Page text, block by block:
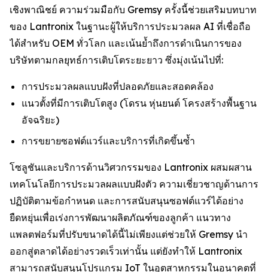
เชิงพาณิชย์ ความร่วมมือกับ Gremsy ครั้งนี้ช่วยเสริมบทบาท
ของ Lantronix ในฐานะผู้ให้บริการประมวลผล AI ที่เชื่อถือ
ได้สำหรับ OEM ทั่วโลก และเน้นย้ำถึงการดำเนินการของ
บริษัทตามกลยุทธ์การเติบโตระยะยาว ซึ่งมุ่งเน้นไปที่:
การประมวลผลแบบฝังที่ปลอดภัยและสอดคล้อง
แนวตั้งที่มีการเติบโตสูง (โดรน หุ่นยนต์ โครงสร้างพื้นฐาน
อัจฉริยะ)
การขยายซอฟต์แวร์และบริการที่เกิดขึ้นซ้ำ
โซลูชันและบริการด้านวิศวกรรมของ Lantronix ผสมผสาน
เทคโนโลยีการประมวลผลแบบฝังตัว ความเชี่ยวชาญด้านการ
ปฏิบัติตามข้อกำหนด และการสนับสนุนซอฟต์แวร์ได้อย่าง
ยืดหยุ่นเพื่อเร่งการพัฒนาผลิตภัณฑ์ของลูกค้า แนวทาง
แพลตฟอร์มที่ปรับขนาดได้นี้ไม่เพียงแต่ช่วยให้ Gremsy นำ
ออกสู่ตลาดได้อย่างรวดเร็วเท่านั้น แต่ยังทำให้ Lantronix
สามารถสนับสนุนโปรแกรม IoT ในอุตสาหกรรมในอนาคตที่